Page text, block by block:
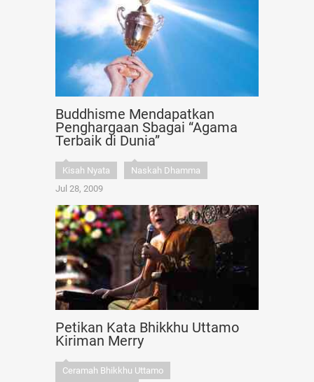
Buddhisme Mendapatkan
Penghargaan Sbagai “Agama
Terbaik di Dunia”
Kisah Nyata
Naskah Dhamma
Jul 28, 2009
Petikan Kata Bhikkhu Uttamo
Kiriman Merry
Ceramah Bhikkhu Uttamo